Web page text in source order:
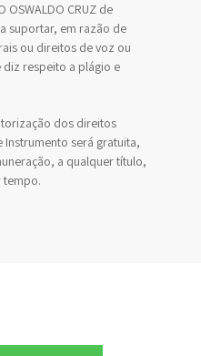
OSWALDO CRUZ de
suportar, em razão de
ou direitos de voz ou
respeito a plágio e
dos direitos
será gratuita,
a qualquer título,
tempo.